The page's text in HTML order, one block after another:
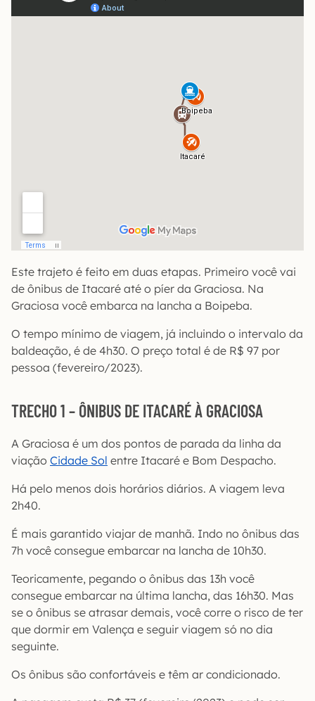
Este trajeto é feito em duas etapas. Primeiro você vai
de ônibus de Itacaré até o píer da Graciosa. Na
Graciosa você embarca na lancha a Boipeba.
O tempo mínimo de viagem, já incluindo o intervalo da
baldeação, é de 4h30. O preço total é de R$ 97 por
pessoa (fevereiro/2023).
TRECHO 1 – ÔNIBUS DE ITACARÉ À GRACIOSA
A Graciosa é um dos pontos de parada da linha da
viação Cidade Sol entre Itacaré e Bom Despacho.
Há pelo menos dois horários diários. A viagem leva
2h40.
É mais garantido viajar de manhã. Indo no ônibus das
7h você consegue embarcar na lancha de 10h30.
Teoricamente, pegando o ônibus das 13h você
consegue embarcar na última lancha, das 16h30. Mas
se o ônibus se atrasar demais, você corre o risco de ter
que dormir em Valença e seguir viagem só no dia
seguinte.
Os ônibus são confortáveis e têm ar condicionado.